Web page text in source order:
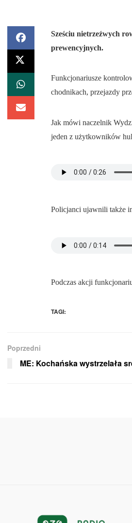
Sześciu nietrzeźwych
prewencyjnych.
Funkcjonariusze
chodnikach, przejazdy
Jak mówi naczelnik
jeden z użytkowników
Policjanci ujawnili także
Podczas akcji
TAGI:
Poprzedni
ME: Kochańska wystrzelała